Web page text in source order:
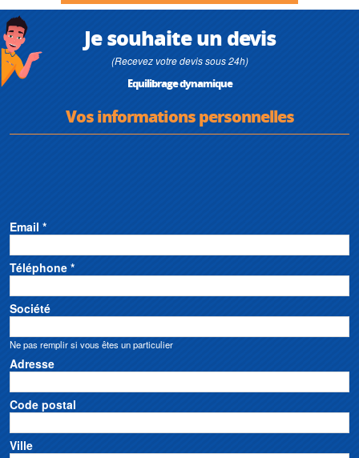
Je souhaite un devis
(Recevez votre devis sous 24h)
Equilibrage dynamique
Vos informations personnelles
Email *
Téléphone *
Société
Ne pas remplir si vous êtes un particulier
Adresse
Code postal
Ville